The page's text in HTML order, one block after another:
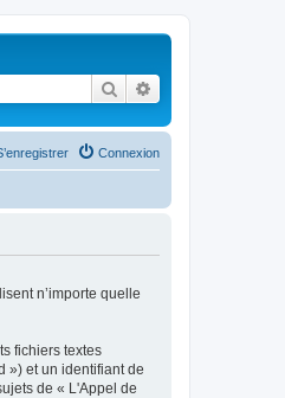
Rechercher
Connexion
n’importe quelle
fichiers textes
») et un identifiant de
de « L'Appel de